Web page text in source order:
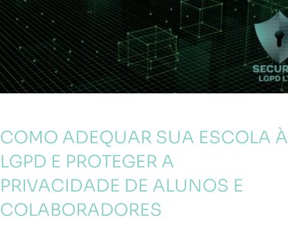
COMO ADEQUAR SUA ESCOLA À
LGPD E PROTEGER A
PRIVACIDADE DE ALUNOS E
COLABORADORES